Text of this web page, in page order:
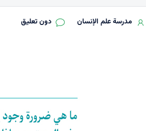
مدرسة علم الإنسان دون تعليق